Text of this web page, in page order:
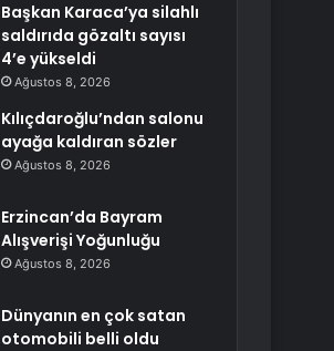
Başkan Karaca’ya silahlı
saldırıda gözaltı sayısı
4’e yükseldi
Ağustos 8, 2026
Kılıçdaroğlu’ndan salonu
ayağa kaldıran sözler
Ağustos 8, 2026
Erzincan’da Bayram
Alışverişi Yoğunluğu
Ağustos 8, 2026
Dünyanın en çok satan
otomobili belli oldu